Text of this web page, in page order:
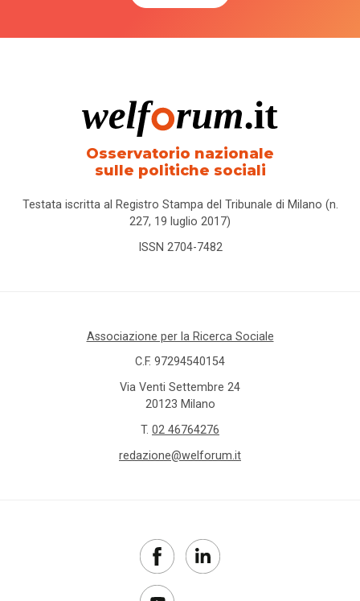
Osservatorio nazionale
sulle politiche sociali
Testata iscritta al Registro Stampa del Tribunale di Milano (n.
227, 19 luglio 2017)
ISSN 2704-7482
Associazione per la Ricerca Sociale
C.F. 97294540154
Via Venti Settembre 24
20123 Milano
T. 02 46764276
redazione@welforum.it